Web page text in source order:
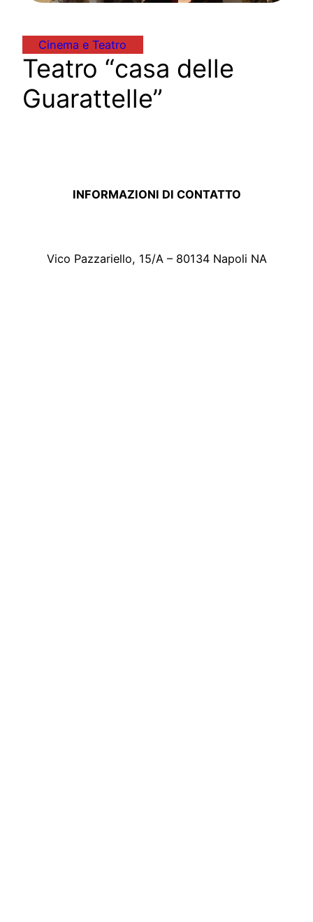
Cinema e Teatro
Teatro “casa delle
Guarattelle”
INFORMAZIONI DI CONTATTO
Vico Pazzariello, 15/A – 80134 Napoli NA